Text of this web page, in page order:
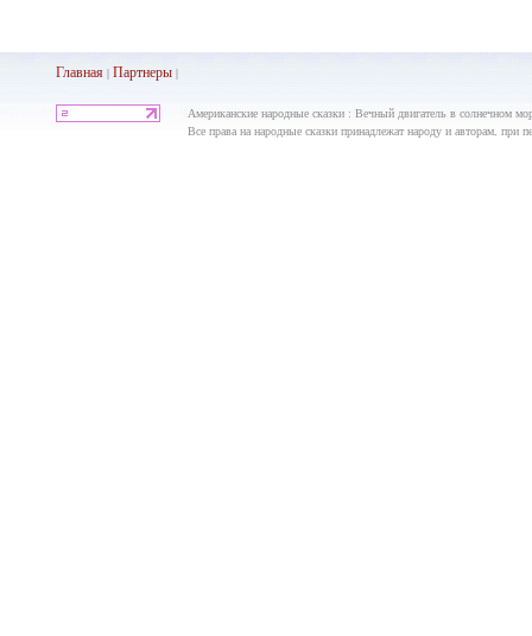
Главная| Партнеры|
Американские народные сказки : Вечный двигатель в солнечном
Все права на народные сказки принадлежат народу и авторам, при